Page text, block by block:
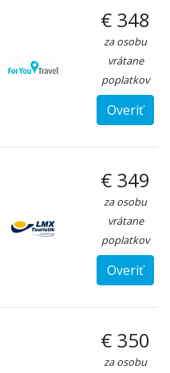
€ 348
za osobu
vrátane
poplatkov
Overiť
€ 349
za osobu
vrátane
poplatkov
Overiť
€ 350
za osobu